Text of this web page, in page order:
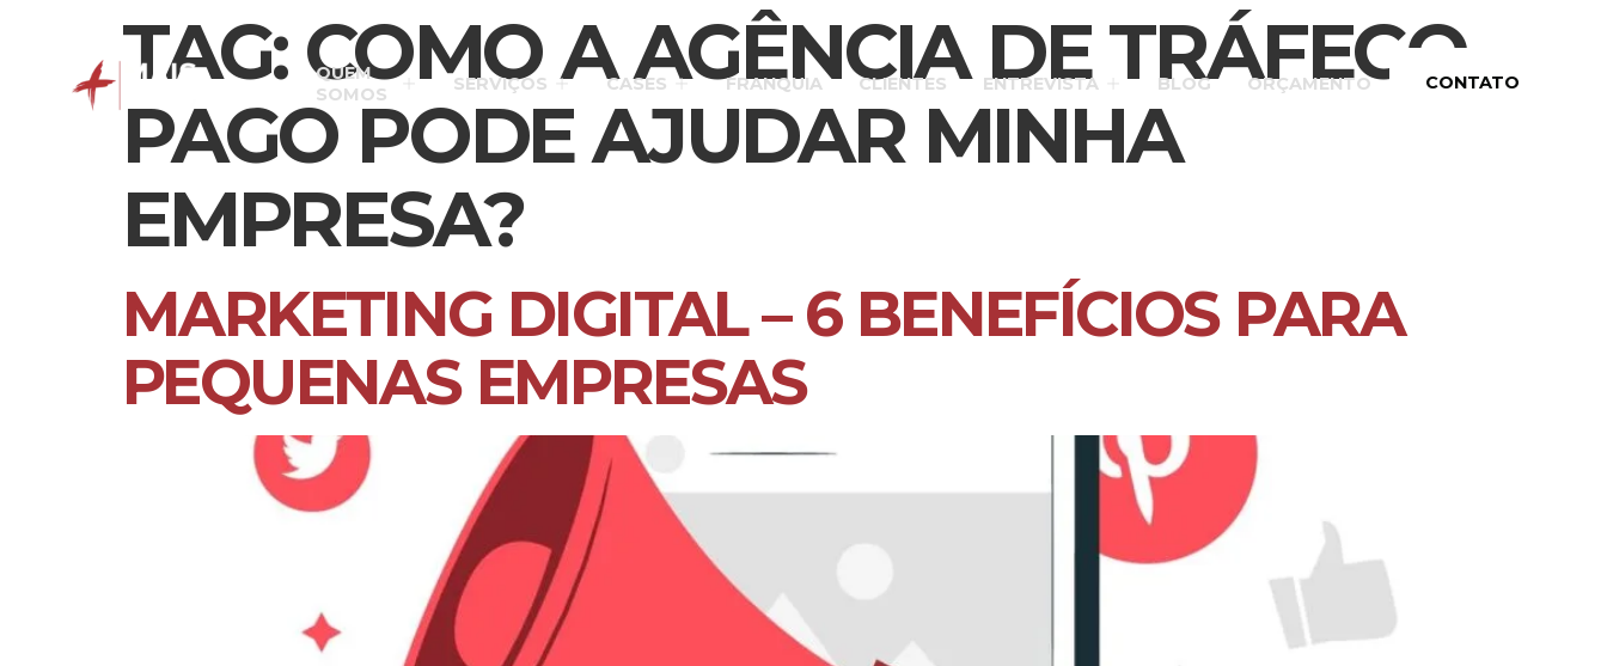
QUEM
SOMOS
SERVIÇOS CASES FRANQUIA CLIENTES ENTREVISTA BLOG ORÇAMENTO CONTATO
TAG: COMO A AGÊNCIA DE TRÁFEGO
PAGO PODE AJUDAR MINHA
EMPRESA?
MARKETING DIGITAL – 6 BENEFÍCIOS PARA
PEQUENAS EMPRESAS